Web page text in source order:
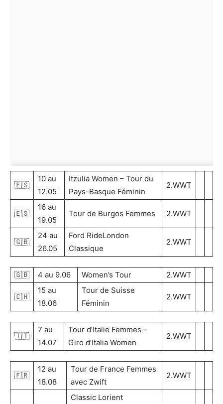
🇪🇸
10 au
12.05
Itzulia Women – Tour du
Pays-Basque Féminin
2.WWT
🇪🇸
16 au
19.05
Tour de Burgos Femmes 2.WWT
🇬🇧
24 au
26.05
Ford RideLondon
Classique
2.WWT
🇬🇧 4 au 9.06 Women’s Tour 2.WWT
🇨🇭
15 au
18.06
Tour de Suisse
Féminin
2.WWT
🇮🇹
7 au
14.07
Tour d’Italie Femmes –
Giro d’Italia Women
2.WWT
🇫🇷
12 au
18.08
Tour de France Femmes
avec Zwift
2.WWT
Classic Lorient